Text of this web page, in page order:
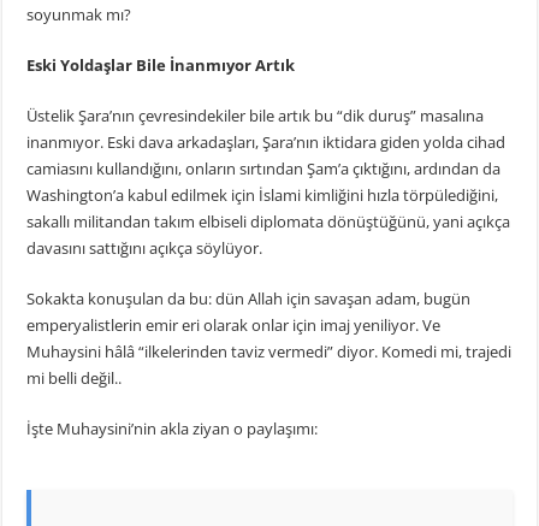
soyunmak mı?
Eski Yoldaşlar Bile İnanmıyor Artık
Üstelik Şara’nın çevresindekiler bile artık bu “dik duruş” masalına
inanmıyor. Eski dava arkadaşları, Şara’nın iktidara giden yolda cihad
camiasını kullandığını, onların sırtından Şam’a çıktığını, ardından da
Washington’a kabul edilmek için İslami kimliğini hızla törpülediğini,
sakallı militandan takım elbiseli diplomata dönüştüğünü, yani açıkça
davasını sattığını açıkça söylüyor.
Sokakta konuşulan da bu: dün Allah için savaşan adam, bugün
emperyalistlerin emir eri olarak onlar için imaj yeniliyor. Ve
Muhaysini hâlâ “ilkelerinden taviz vermedi” diyor. Komedi mi, trajedi
mi belli değil..
İşte Muhaysini’nin akla ziyan o paylaşımı: